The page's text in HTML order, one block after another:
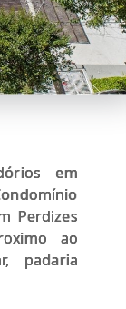
em
Perdizes
ao
padaria